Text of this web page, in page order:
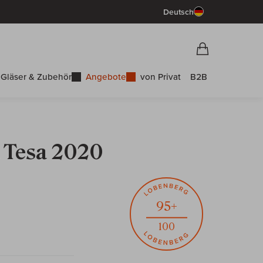
Deutsch
Gläser & Zubehör Angebote von Privat B2B
2020
95+
100